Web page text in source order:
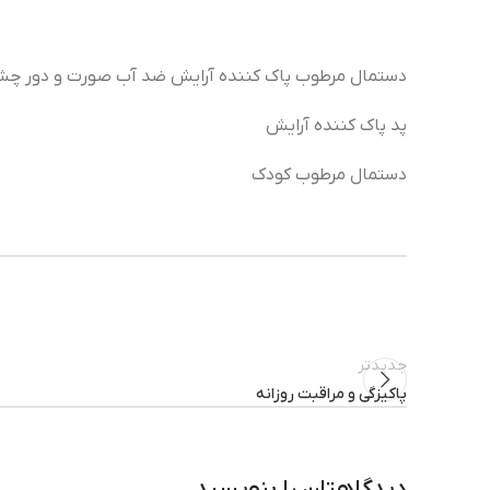
دستمال مرطوب پاک کننده آرایش ضد آب صورت و دور
پد پاک کننده آرایش
دستمال مرطوب کودک
جدیدتر
پاکیزگی و مراقبت روزانه